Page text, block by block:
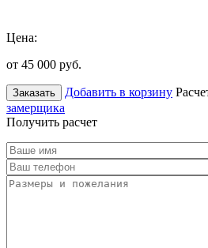
Цена:
от 45 000 руб.
Заказать Добавить в корзину
замерщика
Получить расчет